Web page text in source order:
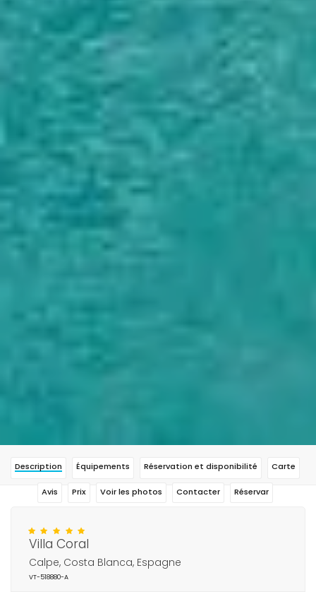
Description Équipements Réservation et disponibilité Carte
Avis Prix Voir les photos Contacter Réservar
Villa Coral
Calpe, Costa Blanca, Espagne
VT-518880-A